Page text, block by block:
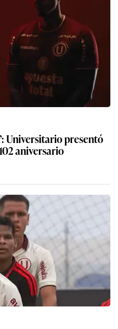
Universitario presentó
aniversario